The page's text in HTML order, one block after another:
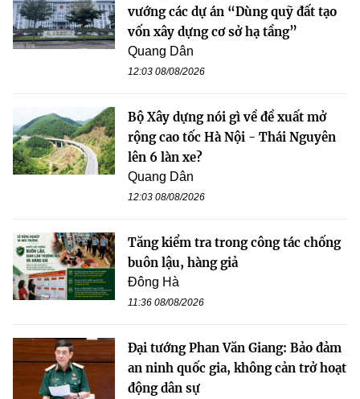
vướng các dự án “Dùng quỹ đất tạo
vốn xây dựng cơ sở hạ tầng”
Quang Dân
12:03 08/08/2026
Bộ Xây dựng nói gì về đề xuất mở
rộng cao tốc Hà Nội - Thái Nguyên
lên 6 làn xe?
Quang Dân
12:03 08/08/2026
Tăng kiểm tra trong công tác chống
buôn lậu, hàng giả
Đông Hà
11:36 08/08/2026
Đại tướng Phan Văn Giang: Bảo đảm
an ninh quốc gia, không cản trở hoạt
động dân sự